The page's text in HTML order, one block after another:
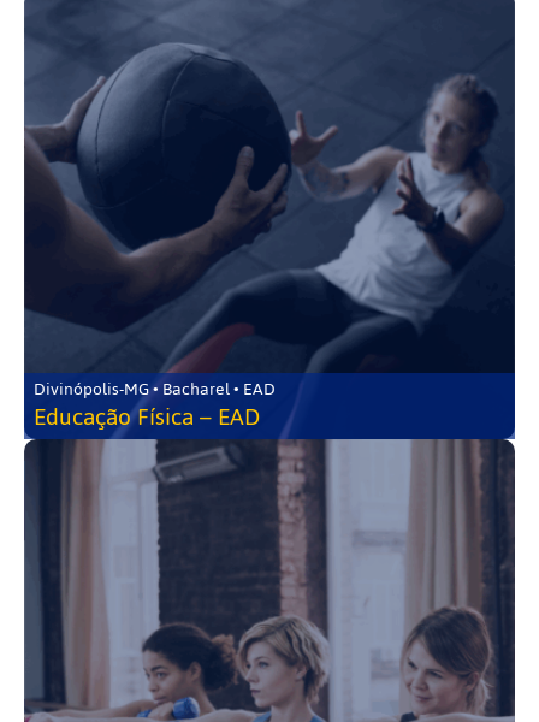
Divinópolis-MG • Bacharel • EAD
Educação Física – EAD